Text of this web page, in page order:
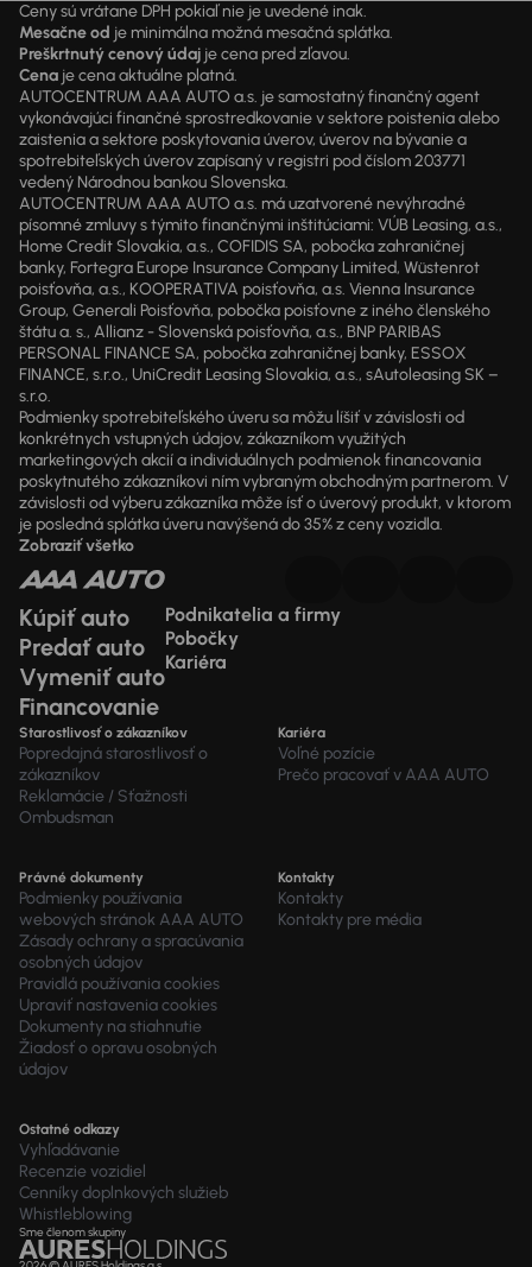
Ceny sú vrátane DPH pokiaľ nie je uvedené inak.
Mesačne od je minimálna možná mesačná splátka.
Preškrtnutý cenový údaj je cena pred zľavou.
Cena je cena aktuálne platná.
AUTOCENTRUM AAA AUTO a.s. je samostatný finančný agent
vykonávajúci finančné sprostredkovanie v sektore poistenia alebo
zaistenia a sektore poskytovania úverov, úverov na bývanie a
spotrebiteľských úverov zapísaný v registri pod číslom 203771
vedený Národnou bankou Slovenska.
AUTOCENTRUM AAA AUTO a.s. má uzatvorené nevýhradné
písomné zmluvy s týmito finančnými inštitúciami: VÚB Leasing, a.s.,
Home Credit Slovakia, a.s., COFIDIS SA, pobočka zahraničnej
banky, Fortegra Europe Insurance Company Limited, Wüstenrot
poisťovňa, a.s., KOOPERATIVA poisťovňa, a.s. Vienna Insurance
Group, Generali Poisťovňa, pobočka poisťovne z iného členského
štátu a. s., Allianz - Slovenská poisťovňa, a.s., BNP PARIBAS
PERSONAL FINANCE SA, pobočka zahraničnej banky, ESSOX
FINANCE, s.r.o., UniCredit Leasing Slovakia, a.s., sAutoleasing SK –
s.r.o.
Podmienky spotrebiteľského úveru sa môžu líšiť v závislosti od
konkrétnych vstupných údajov, zákazníkom využitých
marketingových akcií a individuálnych podmienok financovania
poskytnutého zákazníkovi ním vybraným obchodným partnerom. V
závislosti od výberu zákazníka môže ísť o úverový produkt, v ktorom
je posledná splátka úveru navýšená do 35% z ceny vozidla.
Zobraziť všetko
Kúpiť auto
Predať auto
Vymeniť auto
Financovanie
Podnikatelia a firmy
Pobočky
Kariéra
Starostlivosť o zákazníkov
Popredajná starostlivosť o
zákazníkov
Reklamácie / Sťažnosti
Ombudsman
Kariéra
Voľné pozície
Prečo pracovať v AAA AUTO
Právné dokumenty
Podmienky používania
webových stránok AAA AUTO
Zásady ochrany a spracúvania
osobných údajov
Pravidlá používania cookies
Upraviť nastavenia cookies
Dokumenty na stiahnutie
Žiadosť o opravu osobných
údajov
Kontakty
Kontakty
Kontakty pre média
Ostatné odkazy
Vyhľadávanie
Recenzie vozidiel
Cenníky doplnkových služieb
Whistleblowing
Sme členom skupiny